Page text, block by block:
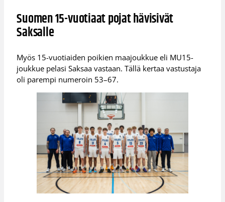
Suomen 15-vuotiaat pojat hävisivät
Saksalle
Myös 15-vuotiaiden poikien maajoukkue eli MU15-
joukkue pelasi Saksaa vastaan. Tällä kertaa vastustaja
oli parempi numeroin 53–67.